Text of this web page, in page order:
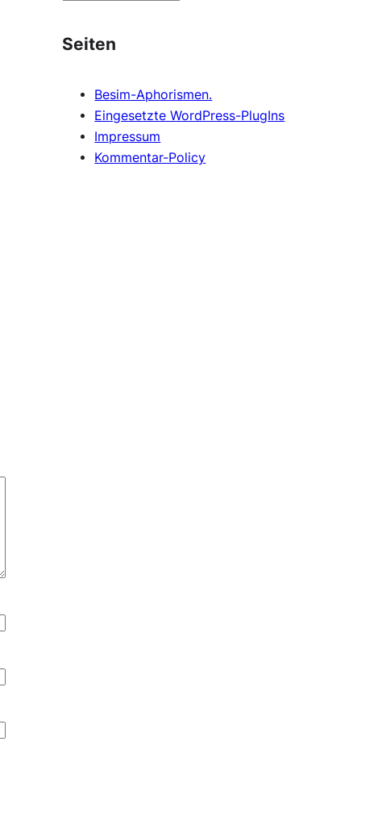
h
Seiten
Besim-Aphorismen.
Eingesetzte WordPress-PlugIns
Impressum
Kommentar-Policy